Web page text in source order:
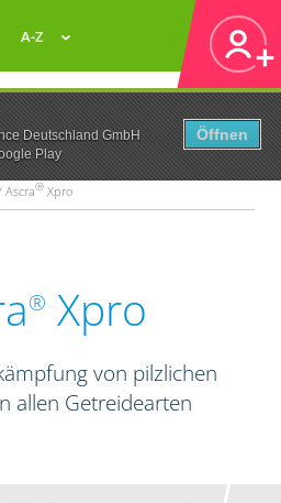
Deutschland GmbH
Play
Öffnen
A-Z
Ascra® Xpro
® Xpro
von pilzlichen
allen Getreidearten